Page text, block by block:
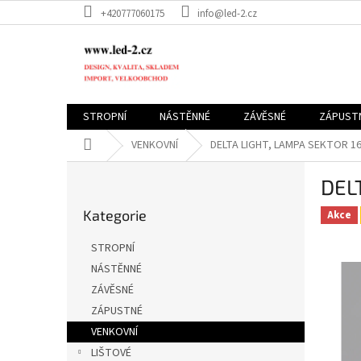
na
+420777060175 info@led-2.cz
STROPNÍ NÁSTĚNNÉ ZÁVĚSNÉ
Domů VENKOVNÍ DELTA LIGHT, LAMPA SEKTOR
a
kategorie
Kategorie
STROPNÍ
NÁSTĚNNÉ
ZÁVĚSNÉ
ZÁPUSTNÉ
VENKOVNÍ
LIŠTOVÉ
Akce